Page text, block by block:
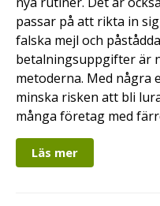
passar på att rikta in
falska mejl och
betalningsuppgifter är
metoderna. Med några
minska risken att bli
många företag med
Läs mer